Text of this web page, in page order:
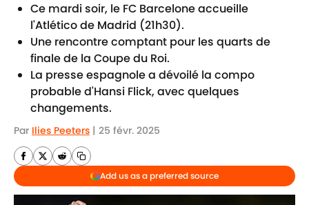
Ce mardi soir, le FC Barcelone accueille
l'Atlético de Madrid (21h30).
Une rencontre comptant pour les quarts de
finale de la Coupe du Roi.
La presse espagnole a dévoilé la compo
probable d'Hansi Flick, avec quelques
changements.
Par Ilies Peeters | 25 févr. 2025
Add us as a preferred source